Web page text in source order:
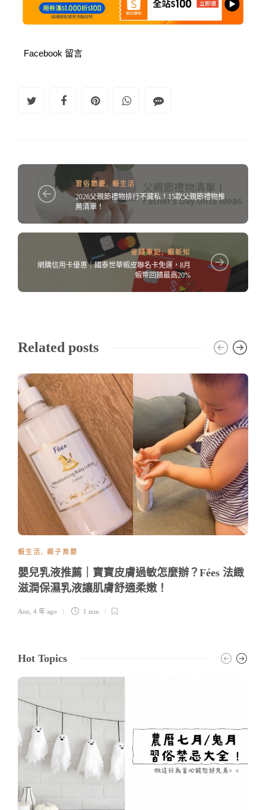
Facebook 留言
習俗節慶,蝦生活
2026父親節禮物排行不藏私！15款父親節禮物推
薦清單！
省錢筆記,蝦新知
網購信用卡優惠｜國泰世華蝦皮聯名卡免運，8月
蝦幣回饋最高20%
Related posts
蝦生活, 親子育嬰
嬰兒乳液推薦｜寶寶皮膚過敏怎麼辦？Fées 法緻
滋潤保濕乳液讓肌膚舒適柔嫩！
Ann 4 年 ago 1 min
Hot Topics